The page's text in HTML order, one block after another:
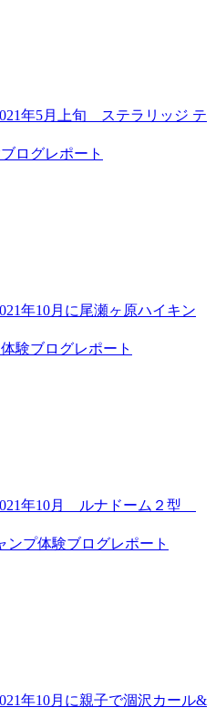
年5月上旬 ステラリッジ テ
ログレポート
年10月に尾瀬ヶ原ハイキン
験ブログレポート
年10月 ルナドーム２型
ンプ体験ブログレポート
年10月に親子で涸沢カール&